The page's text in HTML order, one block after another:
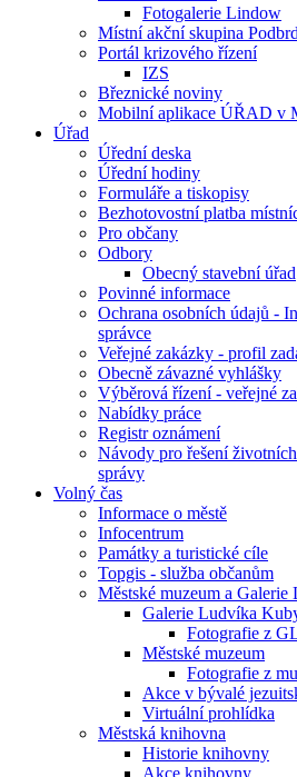
Fotogalerie Lindow
Místní akční skupina
Portál krizového řízení
IZS
Březnické noviny
Mobilní aplikace ÚŘAD v
Úřad
Úřední deska
Úřední hodiny
Formuláře a tiskopisy
Bezhotovostní platba
Pro občany
Odbory
Obecný stavební úřad
Povinné informace
Ochrana osobních údajů -
správce
Veřejné zakázky - profil
Obecně závazné vyhlášky
Výběrová řízení - veřejné
Nabídky práce
Registr oznámení
Návody pro řešení
správy
Volný čas
Informace o městě
Infocentrum
Památky a turistické cíle
Topgis - služba občanům
Městské muzeum a
Galerie Ludvíka
Fotografie z
Městské muzeum
Fotografie z
Akce v bývalé
Virtuální prohlídka
Městská knihovna
Historie knihovny
Akce knihovny